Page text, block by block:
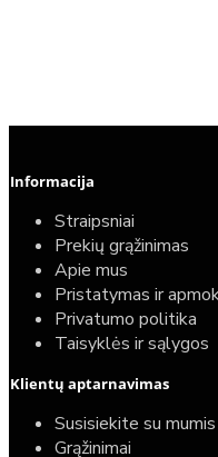
Informacija
Straipsniai
Prekių grąžinimas
Apie mus
Pristatymas ir
Privatumo politika
Taisyklės ir sąlygos
Klientų aptarnavimas
Susisiekite su mumis
Grąžinimai